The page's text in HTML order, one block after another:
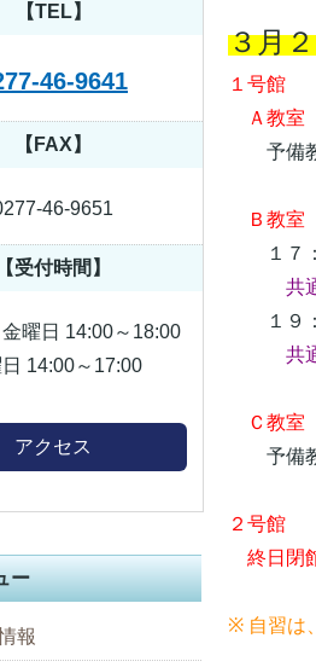
３月
１号館
Ａ教室
予備
Ｂ教室
１７：
共
１９：
共
Ｃ教室
予備
２号館
終日閉
※ 自習は
【TEL】
46-9641
【FAX】
46-9651
【受付時間】
曜日 14:00～18:00
14:00～17:00
アクセス
ー
報